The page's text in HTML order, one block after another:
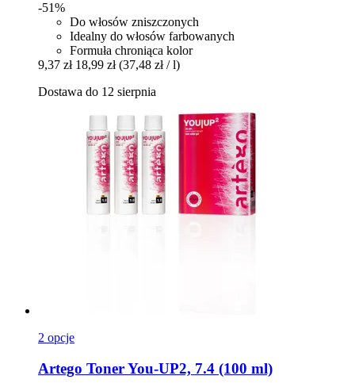
-51%
Do włosów zniszczonych
Idealny do włosów farbowanych
Formuła chroniąca kolor
9,37 zł 18,99 zł (37,48 zł / l)
Dostawa do 12 sierpnia
2 opcje
Artego Toner You-​UP2, 7.4 (100 ml)